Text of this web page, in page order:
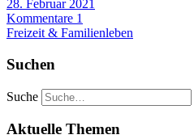
28. Februar 2021
Kommentare 1
Freizeit & Familienleben
Suchen
Suche
Aktuelle Themen